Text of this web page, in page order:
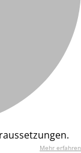
Mehr erfahren